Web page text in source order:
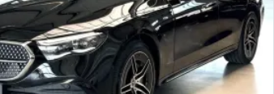
Autentifică-te